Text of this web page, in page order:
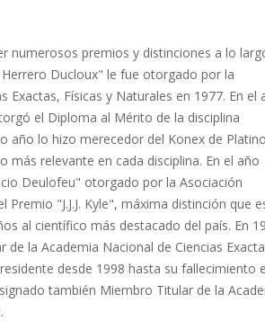
numerosos premios y distinciones a lo
Ducloux" le fue otorgado por la
Exactas, Físicas y Naturales en 1977. En el
el Diploma al Mérito de la disciplina
año lo hizo merecedor del Konex de
más relevante en cada disciplina. En el año
Deulofeu" otorgado por la Asociación
Premio "J.J.J. Kyle", máxima distinción que
al científico más destacado del país. En
la Academia Nacional de Ciencias
desde 1998 hasta su fallecimiento
también Miembro Titular de la